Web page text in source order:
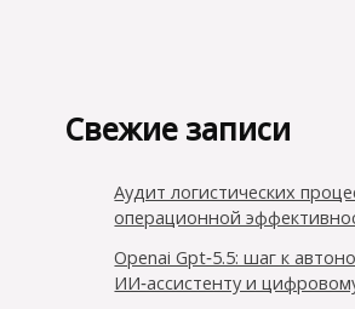
Свежие записи
Аудит логистических
операционной
Openai Gpt‑5.5: шаг к
ИИ‑ассистенту и